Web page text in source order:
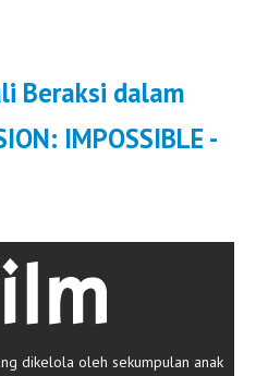
Beraksi dalam
IMPOSSIBLE -
dikelola oleh sekumpulan anak